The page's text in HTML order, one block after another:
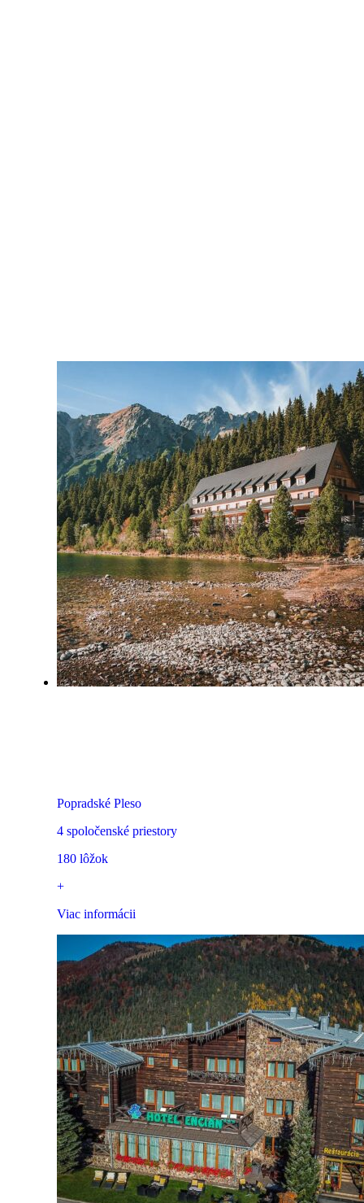
Popradské Pleso
4 spoločenské priestory
180 lôžok
+
Viac informácii